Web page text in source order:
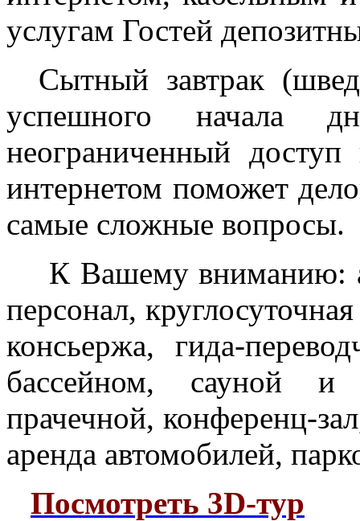
услугам Гостей
Сытный завтрак
успешного начала
неограниченный
интернетом поможет
самые сложные вопросы.
К Вашему вниманию:
персонал,
консьержа, гида-
бассейном, сауной и
прачечной, конференц-
аренда автомобилей,
Посмотреть 3D-тур